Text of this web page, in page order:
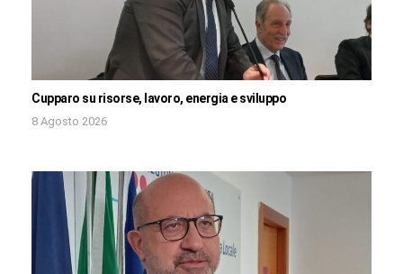
Cupparo su risorse, lavoro, energia e sviluppo
8 Agosto 2026